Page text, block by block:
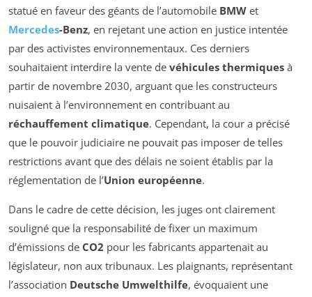
statué en faveur des géants de l’automobile BMW et
Mercedes-Benz, en rejetant une action en justice intentée
par des activistes environnementaux. Ces derniers
souhaitaient interdire la vente de véhicules thermiques à
partir de novembre 2030, arguant que les constructeurs
nuisaient à l’environnement en contribuant au
réchauffement climatique. Cependant, la cour a précisé
que le pouvoir judiciaire ne pouvait pas imposer de telles
restrictions avant que des délais ne soient établis par la
réglementation de l’Union européenne.
Dans le cadre de cette décision, les juges ont clairement
souligné que la responsabilité de fixer un maximum
d’émissions de CO2 pour les fabricants appartenait au
législateur, non aux tribunaux. Les plaignants, représentant
l’association Deutsche Umwelthilfe, évoquaient une